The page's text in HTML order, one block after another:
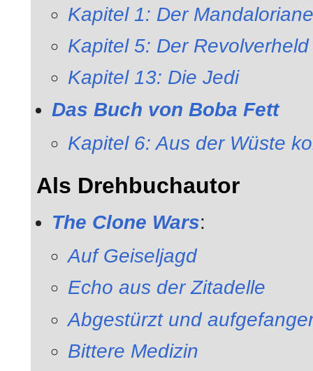
Kapitel 1: Der
Kapitel 5: Der Revolverheld
Kapitel 13: Die Jedi
Das Buch von Boba Fett
Kapitel 6: Aus der Wüste
Als Drehbuchautor
The Clone Wars:
Auf Geiseljagd
Echo aus der Zitadelle
Abgestürzt und
Bittere Medizin